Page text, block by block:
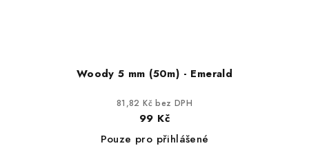
Woody 5 mm (50m) - Emerald
81,82 Kč bez DPH
99 Kč
Pouze pro přihlášené